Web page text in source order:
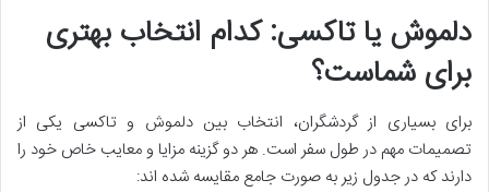
دلموش یا تاکسی: کدام انتخاب بهتری
برای شماست؟
برای بسیاری از گردشگران، انتخاب بین دلموش و تاکسی یکی از
تصمیمات مهم در طول سفر است. هر دو گزینه مزایا و معایب خاص خود را
دارند که در جدول زیر به صورت جامع مقایسه شده اند: